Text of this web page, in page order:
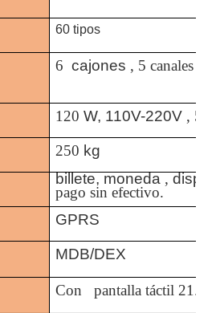
60 tipos
6 cajones , 5 canales
120W, 110V-220V ,
250 kg
billete, moneda ,
pago sin efectivo.
GPRS
MDB/DEX
Con pantalla táctil 21.5